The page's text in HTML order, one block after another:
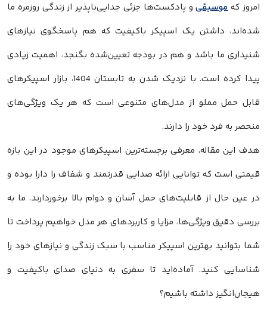
و پادکست‌ها جزئی جدایی‌ناپذیر از زندگی روزمره ما
یک اسپیکر باکیفیت که هم پاسخگوی نیازهای
باشد و هم در بودجه تعیین‌شده بگنجد، اهمیت زیادی
پیدا کرده است. با نزدیک شدن به تابستان 1404، بازار اسپیکرهای
مملو از مدل‌های متنوعی است که هر یک ویژگی‌های
خود را دارند.
معرفی برجسته‌ترین اسپیکرهای موجود در این بازه
توانایی ارائه صدایی قدرتمند و شفاف را دارا بوده و
از قابلیت‌های حمل آسان و دوام بالا برخوردارند. ما به
ویژگی‌ها، مزایا و کاربردهای هر مدل خواهیم پرداخت تا
بهترین اسپیکر مناسب با سبک زندگی و نیازهای خود را
آماده‌اید تا سفری به دنیای صدای باکیفیت و
داشته باشیم؟